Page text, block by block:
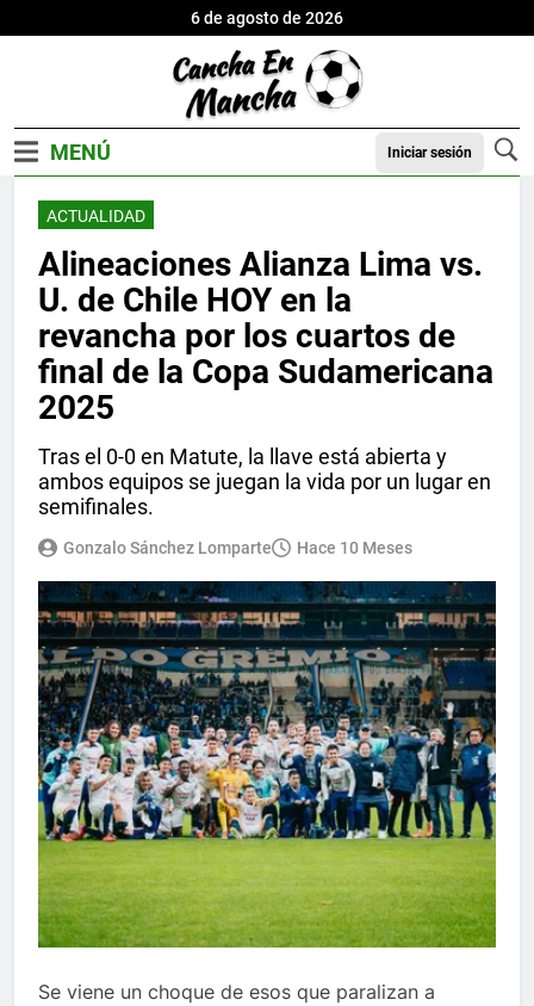
6 de agosto de 2026
Iniciar sesión
ACTUALIDAD
Alineaciones Alianza Lima vs.
U. de Chile HOY en la
revancha por los cuartos de
final de la Copa Sudamericana
2025
Tras el 0-0 en Matute, la llave está abierta y
ambos equipos se juegan la vida por un lugar en
semifinales.
Gonzalo Sánchez Lomparte Hace 10 Meses
Se viene un choque de esos que paralizan a